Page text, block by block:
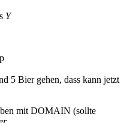
Y
5 Bier gehen, dass kann jetzt
mit DOMAIN (sollte